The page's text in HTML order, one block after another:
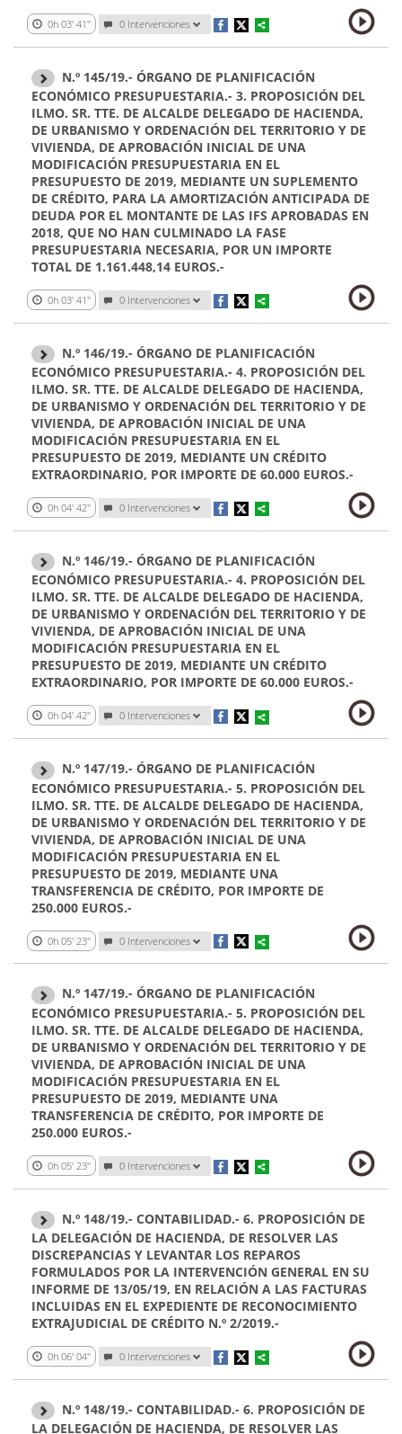
0h 03' 41'' 0 Intervenciones
N.º 145/19.- ÓRGANO DE PLANIFICACIÓN
ECONÓMICO PRESUPUESTARIA.- 3. PROPOSICIÓN DEL
ILMO. SR. TTE. DE ALCALDE DELEGADO DE HACIENDA,
DE URBANISMO Y ORDENACIÓN DEL TERRITORIO Y DE
VIVIENDA, DE APROBACIÓN INICIAL DE UNA
MODIFICACIÓN PRESUPUESTARIA EN EL
PRESUPUESTO DE 2019, MEDIANTE UN SUPLEMENTO
DE CRÉDITO, PARA LA AMORTIZACIÓN ANTICIPADA DE
DEUDA POR EL MONTANTE DE LAS IFS APROBADAS EN
2018, QUE NO HAN CULMINADO LA FASE
PRESUPUESTARIA NECESARIA, POR UN IMPORTE
TOTAL DE 1.161.448,14 EUROS.-
0h 03' 41'' 0 Intervenciones
N.º 146/19.- ÓRGANO DE PLANIFICACIÓN
ECONÓMICO PRESUPUESTARIA.- 4. PROPOSICIÓN DEL
ILMO. SR. TTE. DE ALCALDE DELEGADO DE HACIENDA,
DE URBANISMO Y ORDENACIÓN DEL TERRITORIO Y DE
VIVIENDA, DE APROBACIÓN INICIAL DE UNA
MODIFICACIÓN PRESUPUESTARIA EN EL
PRESUPUESTO DE 2019, MEDIANTE UN CRÉDITO
EXTRAORDINARIO, POR IMPORTE DE 60.000 EUROS.-
0h 04' 42'' 0 Intervenciones
N.º 146/19.- ÓRGANO DE PLANIFICACIÓN
ECONÓMICO PRESUPUESTARIA.- 4. PROPOSICIÓN DEL
ILMO. SR. TTE. DE ALCALDE DELEGADO DE HACIENDA,
DE URBANISMO Y ORDENACIÓN DEL TERRITORIO Y DE
VIVIENDA, DE APROBACIÓN INICIAL DE UNA
MODIFICACIÓN PRESUPUESTARIA EN EL
PRESUPUESTO DE 2019, MEDIANTE UN CRÉDITO
EXTRAORDINARIO, POR IMPORTE DE 60.000 EUROS.-
0h 04' 42'' 0 Intervenciones
N.º 147/19.- ÓRGANO DE PLANIFICACIÓN
ECONÓMICO PRESUPUESTARIA.- 5. PROPOSICIÓN DEL
ILMO. SR. TTE. DE ALCALDE DELEGADO DE HACIENDA,
DE URBANISMO Y ORDENACIÓN DEL TERRITORIO Y DE
VIVIENDA, DE APROBACIÓN INICIAL DE UNA
MODIFICACIÓN PRESUPUESTARIA EN EL
PRESUPUESTO DE 2019, MEDIANTE UNA
TRANSFERENCIA DE CRÉDITO, POR IMPORTE DE
250.000 EUROS.-
0h 05' 23'' 0 Intervenciones
N.º 147/19.- ÓRGANO DE PLANIFICACIÓN
ECONÓMICO PRESUPUESTARIA.- 5. PROPOSICIÓN DEL
ILMO. SR. TTE. DE ALCALDE DELEGADO DE HACIENDA,
DE URBANISMO Y ORDENACIÓN DEL TERRITORIO Y DE
VIVIENDA, DE APROBACIÓN INICIAL DE UNA
MODIFICACIÓN PRESUPUESTARIA EN EL
PRESUPUESTO DE 2019, MEDIANTE UNA
TRANSFERENCIA DE CRÉDITO, POR IMPORTE DE
250.000 EUROS.-
0h 05' 23'' 0 Intervenciones
N.º 148/19.- CONTABILIDAD.- 6. PROPOSICIÓN DE
LA DELEGACIÓN DE HACIENDA, DE RESOLVER LAS
DISCREPANCIAS Y LEVANTAR LOS REPAROS
FORMULADOS POR LA INTERVENCIÓN GENERAL EN SU
INFORME DE 13/05/19, EN RELACIÓN A LAS FACTURAS
INCLUIDAS EN EL EXPEDIENTE DE RECONOCIMIENTO
EXTRAJUDICIAL DE CRÉDITO N.º 2/2019.-
0h 06' 04'' 0 Intervenciones
N.º 148/19.- CONTABILIDAD.- 6. PROPOSICIÓN DE
LA DELEGACIÓN DE HACIENDA, DE RESOLVER LAS